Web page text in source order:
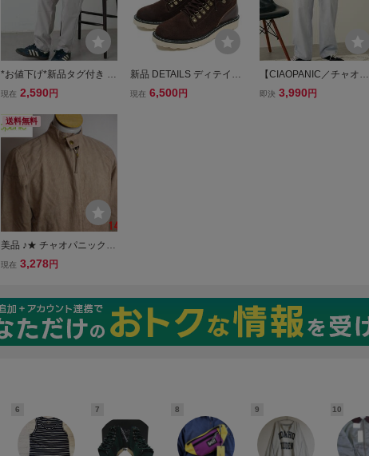
*お値下げ*新品タグ付き CI
AOPANIC TYPY チャオパ
チテーパードパンツ スト
レスフリーな着心地の美シ
ルエットパンツ
現在 2,590 円
新品 DETAILS ディテイル
ズ ハイカットブーツ ブラ
現在 6,500 円
【CIAOPANIC／チャオパ
ニック】コットン イージ
即決 3,990 円
送料無料
美品 ♪★ チャオパニック
ジャケット ベージュ M
現在 3,278円
6 7 8 9 10